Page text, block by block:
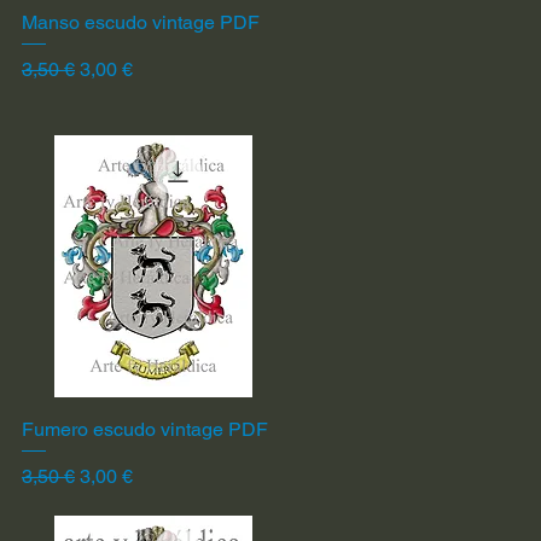
Vista rápida
Manso escudo vintage PDF
Precio
3,50 € Precio de oferta
3,00 €
Vista rápida
Fumero escudo vintage PDF
Precio
3,50 € Precio de oferta
3,00 €